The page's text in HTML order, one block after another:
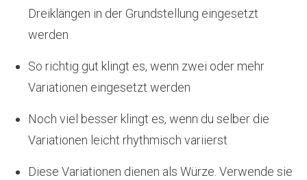
Dreiklängen in der Grundstellung eingesetzt
werden
So richtig gut klingt es, wenn zwei oder mehr
Variationen eingesetzt werden
Noch viel besser klingt es, wenn du selber die
Variationen leicht rhythmisch variierst
Diese Variationen dienen als Würze. Verwende sie